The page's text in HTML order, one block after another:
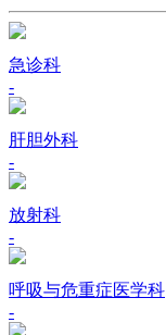
急诊科
-
肝胆外科
-
放射科
-
呼吸与危重症医学科
-